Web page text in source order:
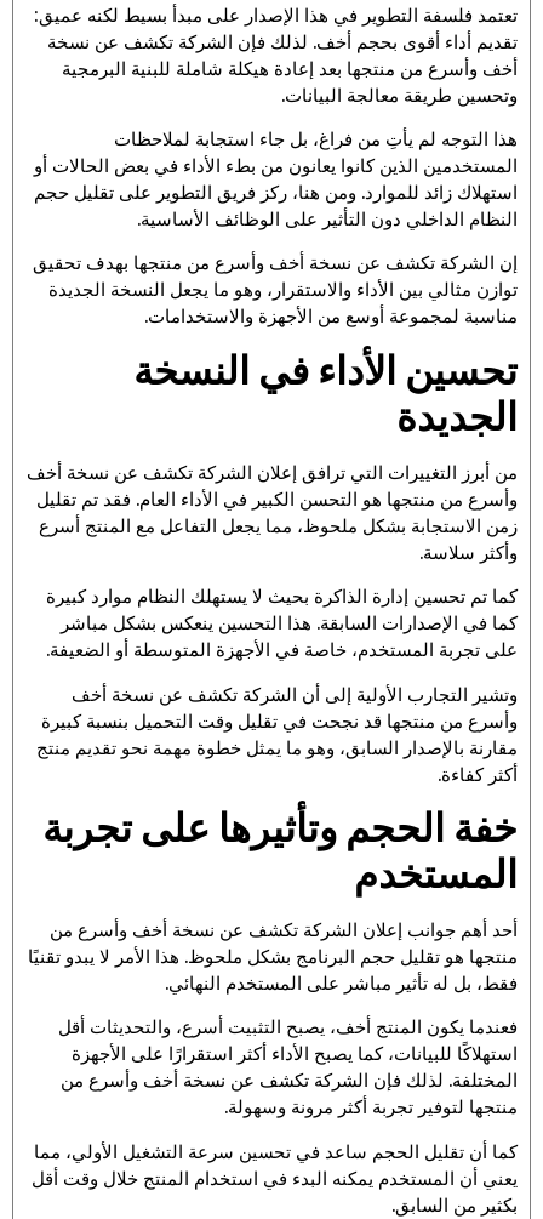
تعتمد فلسفة التطوير في هذا الإصدار على مبدأ بسيط لكنه عميق:
تقديم أداء أقوى بحجم أخف. لذلك فإن الشركة تكشف عن نسخة
أخف وأسرع من منتجها بعد إعادة هيكلة شاملة للبنية البرمجية
وتحسين طريقة معالجة البيانات.
هذا التوجه لم يأتِ من فراغ، بل جاء استجابة لملاحظات
المستخدمين الذين كانوا يعانون من بطء الأداء في بعض الحالات أو
استهلاك زائد للموارد. ومن هنا، ركز فريق التطوير على تقليل حجم
النظام الداخلي دون التأثير على الوظائف الأساسية.
إن الشركة تكشف عن نسخة أخف وأسرع من منتجها بهدف تحقيق
توازن مثالي بين الأداء والاستقرار، وهو ما يجعل النسخة الجديدة
مناسبة لمجموعة أوسع من الأجهزة والاستخدامات.
تحسين الأداء في النسخة
الجديدة
من أبرز التغييرات التي ترافق إعلان الشركة تكشف عن نسخة أخف
وأسرع من منتجها هو التحسن الكبير في الأداء العام. فقد تم تقليل
زمن الاستجابة بشكل ملحوظ، مما يجعل التفاعل مع المنتج أسرع
وأكثر سلاسة.
كما تم تحسين إدارة الذاكرة بحيث لا يستهلك النظام موارد كبيرة
كما في الإصدارات السابقة. هذا التحسين ينعكس بشكل مباشر
على تجربة المستخدم، خاصة في الأجهزة المتوسطة أو الضعيفة.
وتشير التجارب الأولية إلى أن الشركة تكشف عن نسخة أخف
وأسرع من منتجها قد نجحت في تقليل وقت التحميل بنسبة كبيرة
مقارنة بالإصدار السابق، وهو ما يمثل خطوة مهمة نحو تقديم منتج
أكثر كفاءة.
خفة الحجم وتأثيرها على تجربة
المستخدم
أحد أهم جوانب إعلان الشركة تكشف عن نسخة أخف وأسرع من
منتجها هو تقليل حجم البرنامج بشكل ملحوظ. هذا الأمر لا يبدو تقنيًا
فقط، بل له تأثير مباشر على المستخدم النهائي.
فعندما يكون المنتج أخف، يصبح التثبيت أسرع، والتحديثات أقل
استهلاكًا للبيانات، كما يصبح الأداء أكثر استقرارًا على الأجهزة
المختلفة. لذلك فإن الشركة تكشف عن نسخة أخف وأسرع من
منتجها لتوفير تجربة أكثر مرونة وسهولة.
كما أن تقليل الحجم ساعد في تحسين سرعة التشغيل الأولي، مما
يعني أن المستخدم يمكنه البدء في استخدام المنتج خلال وقت أقل
بكثير من السابق.